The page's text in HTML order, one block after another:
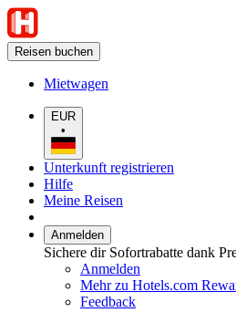
Reisen buchen
Mietwagen
EUR
•
Unterkunft registrieren
Hilfe
Meine Reisen
Anmelden
Sichere dir Sofortrabatte dank
Anmelden
Mehr zu Hotels.com
Feedback